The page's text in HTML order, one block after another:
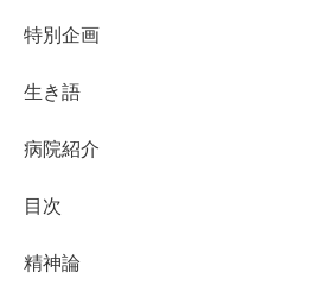
特別企画
生き語
病院紹介
目次
精神論